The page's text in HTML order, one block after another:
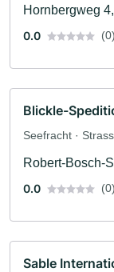
Hornbergweg
0.0
(0)
Blickle-
Seefracht ·
Robert-Bosch-
0.0
(0)
Sable